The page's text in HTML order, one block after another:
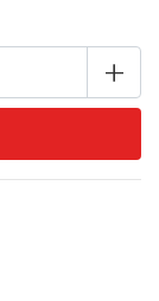
+